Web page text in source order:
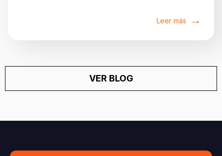
Leer más
VER BLOG